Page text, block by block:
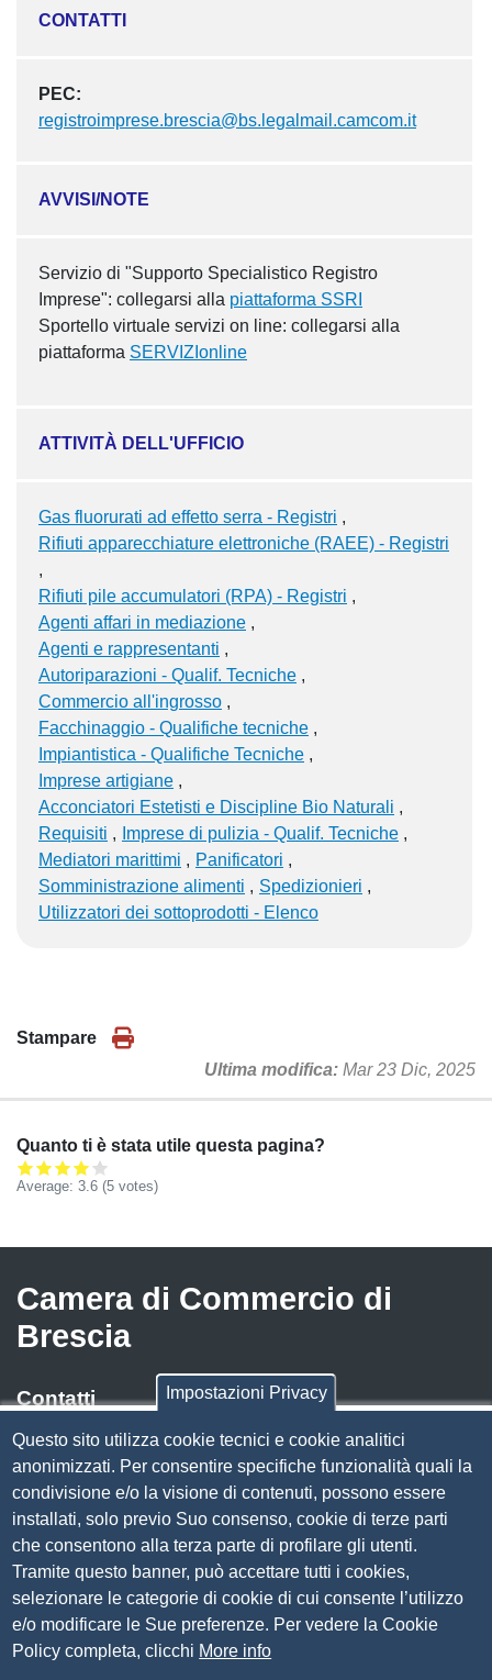
CONTATTI
PEC:
registroimprese.brescia@bs.legalmail.camcom.it
AVVISI/NOTE
Servizio di "Supporto Specialistico Registro
Imprese": collegarsi alla piattaforma SSRI
Sportello virtuale servizi on line: collegarsi alla
piattaforma SERVIZIonline
ATTIVITÀ DELL'UFFICIO
Gas fluorurati ad effetto serra - Registri
Rifiuti apparecchiature elettroniche (RAEE) - Registri
Rifiuti pile accumulatori (RPA) - Registri
Agenti affari in mediazione
Agenti e rappresentanti
Autoriparazioni - Qualif. Tecniche
Commercio all'ingrosso
Facchinaggio - Qualifiche tecniche
Impiantistica - Qualifiche Tecniche
Imprese artigiane
Acconciatori Estetisti e Discipline Bio Naturali
Requisiti
Imprese di pulizia - Qualif. Tecniche
Mediatori marittimi
Panificatori
Somministrazione alimenti
Spedizionieri
Utilizzatori dei sottoprodotti - Elenco
Stampare
Ultima modifica Mar 23 Dic, 2025
Quanto ti è stata utile questa pagina?
Average: 3.6 (5 votes)
Camera di Commercio di
Brescia
Contatti
Via Luigi Einaudi, 23, 25121 Brescia BS
Tel. 030 37251
PECcamera.brescia@bs.legalmail.camcom.it
P.IVA 00859790172
C.F. 80013870177
Contatti
Amministrazione Trasparente
Impostazioni Privacy
Questo sito utilizza cookie tecnici e cookie analitici
anonimizzati. Per consentire specifiche funzionalità quali la
condivisione e/o la visione di contenuti, possono essere
installati, solo previo Suo consenso, cookie di terze parti
che consentono alla terza parte di profilare gli utenti.
Tramite questo banner, può accettare tutti i cookies,
selezionare le categorie di cookie di cui consente l’utilizzo
e/o modificare le Sue preferenze. Per vedere la Cookie
Policy completa, clicchi More info